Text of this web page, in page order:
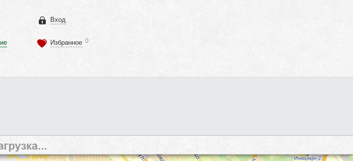
Вход
Избранное 0